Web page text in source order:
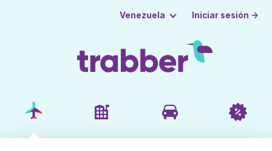
Venezuela Iniciar sesión →